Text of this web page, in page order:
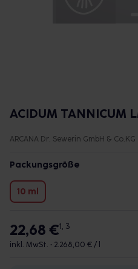
ACIDUM TANNICUM
ARCANA Dr. Sewerin GmbH & Co.KG
Packungsgröße
10 ml
22,68 €1, 3
inkl. MwSt. • 2.268,00 € / l